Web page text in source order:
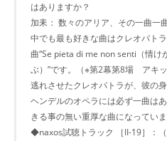
はありますか？
加耒： 数々のアリア、その一曲一
中でも最も好きな曲はクレオパト
曲“Se pieta di me non senti（情け
ぶ）”です。（※第2幕第8場 アキ
逃れさせたクレオパトラが、彼の身
ヘンデルのオペラには必ず一曲は
きる事の無い重厚な曲になっていま
◆naxos試聴トラック ［II-19］：（